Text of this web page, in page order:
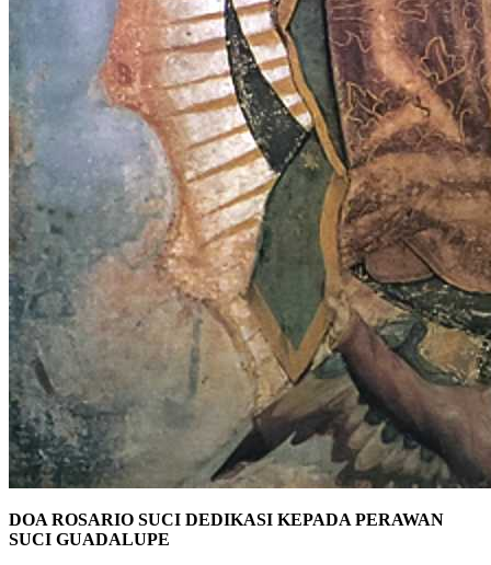
DOA ROSARIO SUCI DEDIKASI KEPADA PERAWAN
SUCI GUADALUPE